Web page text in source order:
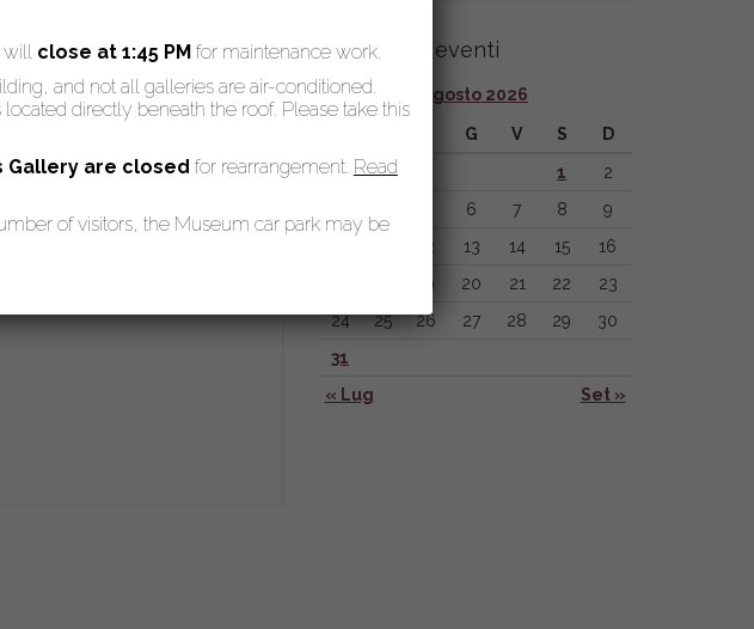
Calendario eventi
Agosto 2026
G V S D
« Lug Set »
1
2
6 7 8
9
12 13 14 15
16
19 20 21 22
23
24
25 26 27 28 29
30
31
will close at 1:45 PM for maintenance work.
and not all galleries are air-conditioned.
directly beneath the roof. Please take this
Gallery are closed for rearrangement. Read
of visitors, the Museum car park may be